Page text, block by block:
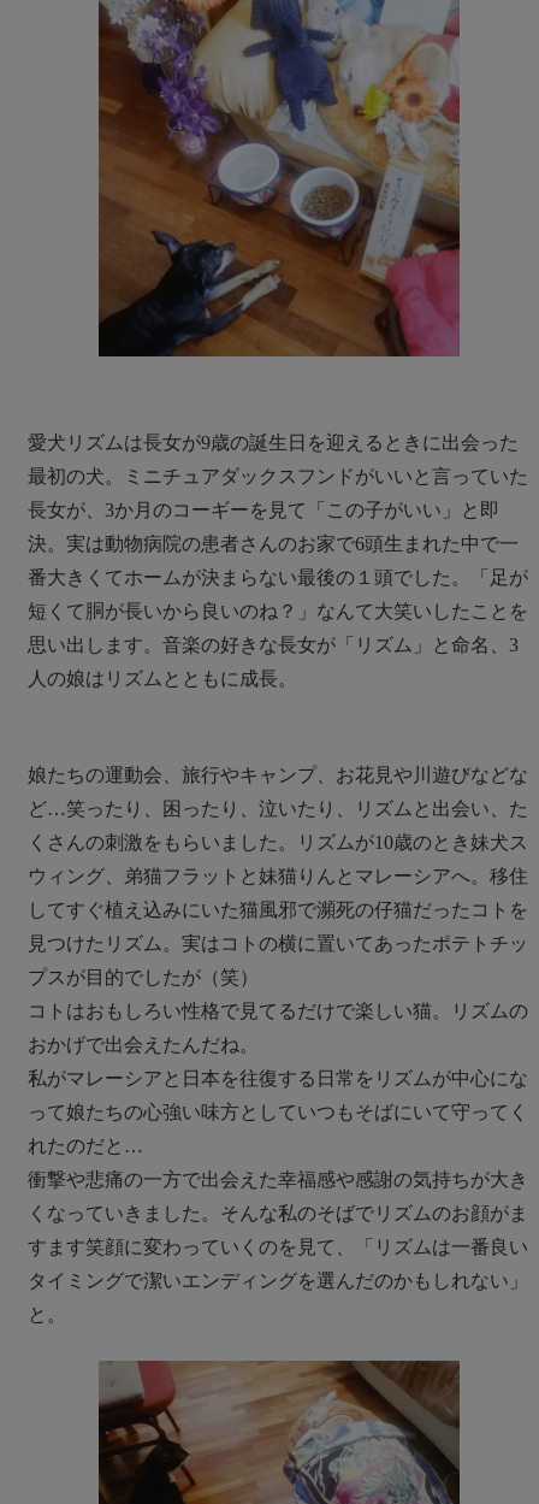
愛犬リズムは長女が9歳の誕生日を迎えるときに出会った
最初の犬。ミニチュアダックスフンドがいいと言っていた
長女が、3か月のコーギーを見て「この子がいい」と即
決。実は動物病院の患者さんのお家で6頭生まれた中で一
番大きくてホームが決まらない最後の１頭でした。「足が
短くて胴が長いから良いのね？」なんて大笑いしたことを
思い出します。音楽の好きな長女が「リズム」と命名、3
人の娘はリズムとともに成長。
娘たちの運動会、旅行やキャンプ、お花見や川遊びなどな
ど…笑ったり、困ったり、泣いたり、リズムと出会い、た
くさんの刺激をもらいました。リズムが10歳のとき妹犬ス
ウィング、弟猫フラットと妹猫りんとマレーシアへ。移住
してすぐ植え込みにいた猫風邪で瀕死の仔猫だったコトを
見つけたリズム。実はコトの横に置いてあったポテトチッ
プスが目的でしたが（笑）
コトはおもしろい性格で見てるだけで楽しい猫。リズムの
おかげで出会えたんだね。
私がマレーシアと日本を往復する日常をリズムが中心にな
って娘たちの心強い味方としていつもそばにいて守ってく
れたのだと…
衝撃や悲痛の一方で出会えた幸福感や感謝の気持ちが大き
くなっていきました。そんな私のそばでリズムのお顔がま
すます笑顔に変わっていくのを見て、「リズムは一番良い
タイミングで潔いエンディングを選んだのかもしれない」
と。